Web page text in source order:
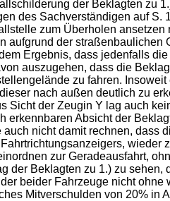
der Beklagten zu
des Sachverständigen auf
zum Überholen
der straßenbaulichen
Ergebnis, dass jedenfalls
auszugehen, dass die
zu fahren.
nach außen deutlich zu
der Zeugin Y lag auch
Absicht der
nicht damit rechnen, dass
wieder
zur Geradeausfahrt,
Beklagten zu 1.) zu sehen,
beider Fahrzeuge nicht
Mitverschulden von 20% in